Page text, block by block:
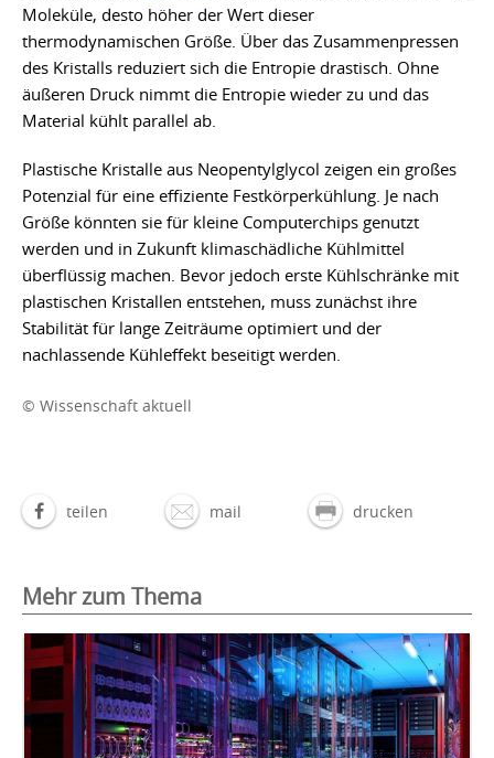
Moleküle, desto höher der Wert dieser
thermodynamischen Größe. Über das Zusammenpressen
des Kristalls reduziert sich die Entropie drastisch. Ohne
äußeren Druck nimmt die Entropie wieder zu und das
Material kühlt parallel ab.
Plastische Kristalle aus Neopentylglycol zeigen ein großes
Potenzial für eine effiziente Festkörperkühlung. Je nach
Größe könnten sie für kleine Computerchips genutzt
werden und in Zukunft klimaschädliche Kühlmittel
überflüssig machen. Bevor jedoch erste Kühlschränke mit
plastischen Kristallen entstehen, muss zunächst ihre
Stabilität für lange Zeiträume optimiert und der
nachlassende Kühleffekt beseitigt werden.
© Wissenschaft aktuell
teilen mail drucken
Mehr zum Thema